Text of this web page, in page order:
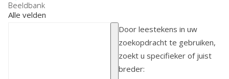
Beeldbank
Alle velden
Door leestekens in uw
zoekopdracht te gebruiken,
zoekt u specifieker of juist
breder: